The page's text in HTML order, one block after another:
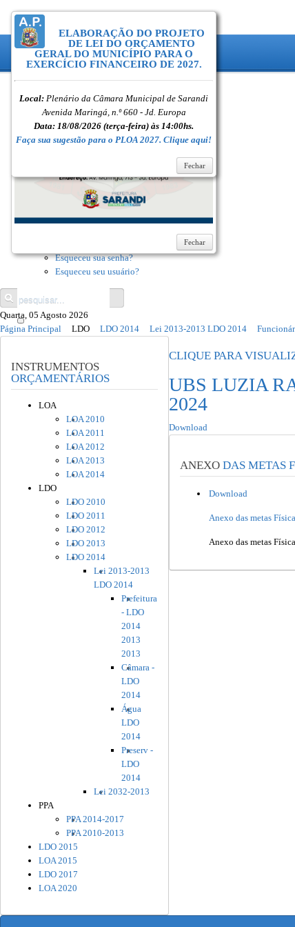
Inicial
Notícias
Serviços
Secretarias
Cidade
Ouvidoria
WebMail
...
Login
Esqueceu sua senha?
Esqueceu seu usuário?
Quarta, 05 Agosto 2026
Página Principal
LDO LDO 2014 Lei 2013-2013 LDO 2014
CLIQUE PARA
UBS LUZIA
2024
Download
ANEXO DAS METAS
Download
Anexo das metas
Anexo das metas
INSTRUMENTOS
ORÇAMENTÁRIOS
LOA
LOA 2010
LOA 2011
LOA 2012
LOA 2013
LOA 2014
LDO
LDO 2010
LDO 2011
LDO 2012
LDO 2013
LDO 2014
Lei 2013-2013
LDO 2014
Prefeitura
- LDO
2014
2013
2013
Câmara -
LDO
2014
Água
LDO
2014
Preserv -
LDO
2014
Lei 2032-2013
PPA
PPA 2014-2017
PPA 2010-2013
LDO 2015
LOA 2015
LDO 2017
LOA 2020
Fechar
ELABORAÇÃO DO PROJETO
DE LEI DO ORÇAMENTO
GERAL DO MUNICÍPIO PARA O
EXERCÍCIO FINANCEIRO DE 2027.
Local: Plenário da Câmara Municipal de Sarandi
Avenida Maringá, n.º 660 - Jd. Europa
Data: 18/08/2026 (terça-feira) às 14:00hs.
Faça sua sugestão para o PLOA 2027. Clique aqui!
Fechar